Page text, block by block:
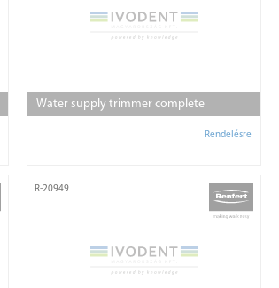
Water supply trimmer complete
Rendelésre
R-20949